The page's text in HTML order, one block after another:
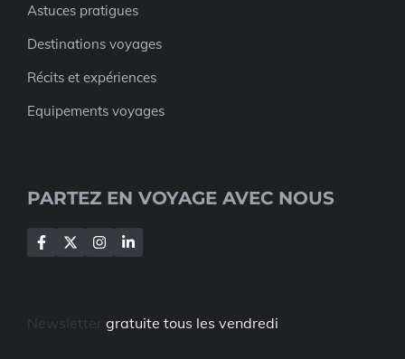
Astuces pratigues
Destinations voyages
Récits et expériences
Equipements voyages
PARTEZ EN VOYAGE AVEC NOUS
Newsletter gratuite tous les vendredi